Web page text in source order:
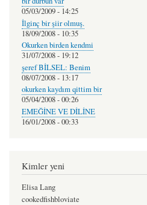
05/03/2009 - 14:25
İlginç bir şiir olmuş.
18/09/2008 - 10:35
Okurken birden kendmi
31/07/2008 - 19:12
şeref BİLSEL: Benim
08/07/2008 - 13:17
okurken kaydım qittim bir
05/04/2008 - 00:26
EMEĞİNE VE DİLİNE
16/01/2008 - 00:33
Kimler yeni
Elisa Lang
cookedfishbloviate